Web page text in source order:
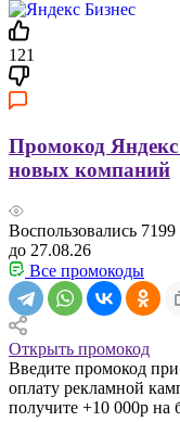
121
Промокод Яндекс
новых компаний
Воспользовались 7199
до 27.08.26
Все промокоды
Открыть промокод
Введите промокод
оплату рекламной
получите +10 000р на